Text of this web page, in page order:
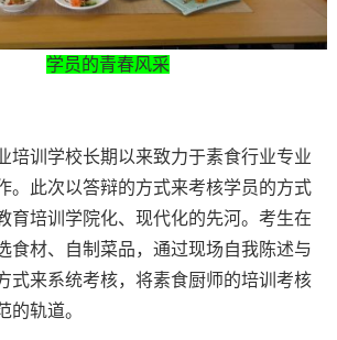
学员的青春风采
培训学校长期以来致力于素食行业专业
。此次以答辩的方式来考核学员的方式
育培训学院化、现代化的先河。考生在
食材、自制菜品，通过现场自我陈述与
式来系统考核，将素食厨师的培训考核
的轨道。